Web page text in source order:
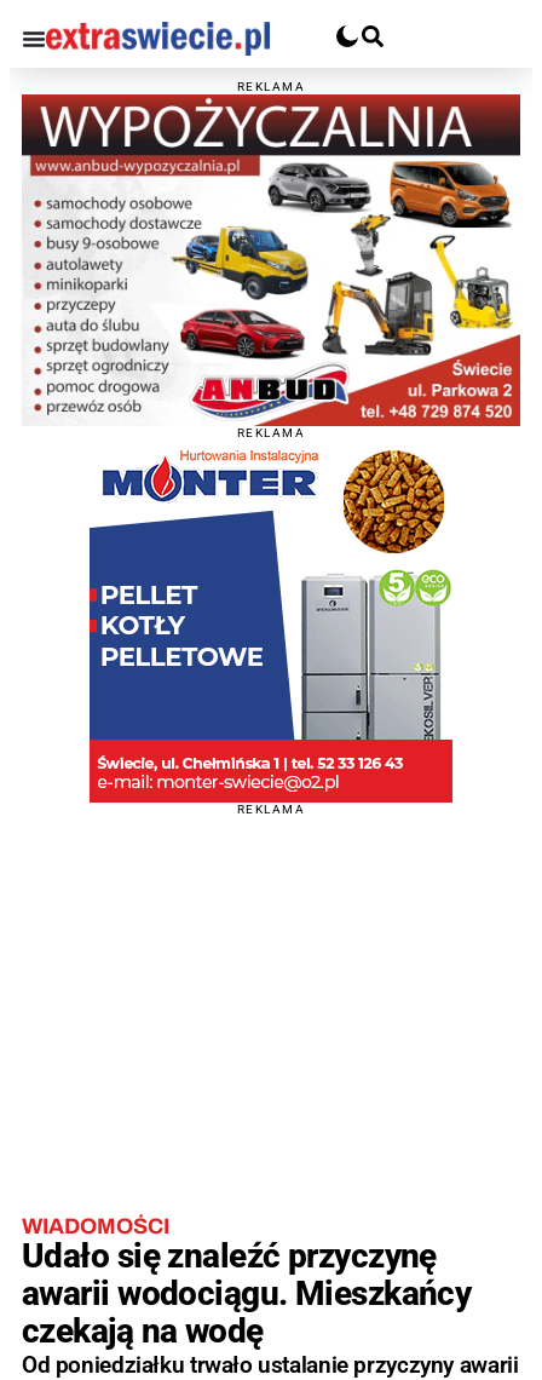
REKLAMA
REKLAMA
REKLAMA
WIADOMOŚCI
Udało się znaleźć przyczynę
awarii wodociągu. Mieszkańcy
czekają na wodę
Od poniedziałku trwało ustalanie przyczyny awarii